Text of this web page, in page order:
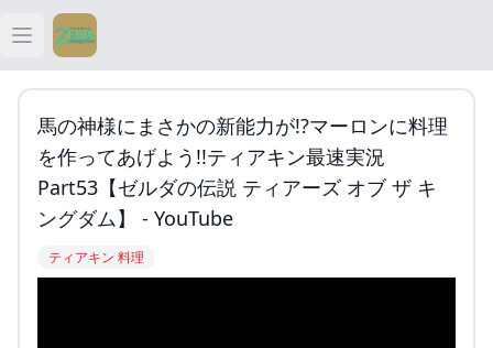
Open main menu
ティアキン
ティアキン 祠
ティアキン 武器
馬の神様にまさかの新能力が!?マーロンに料理
を作ってあげよう!!ティアキン最速実況
Part53【ゼルダの伝説 ティアーズ オブ ザ キ
ングダム】 - YouTube
ティアキン 料理